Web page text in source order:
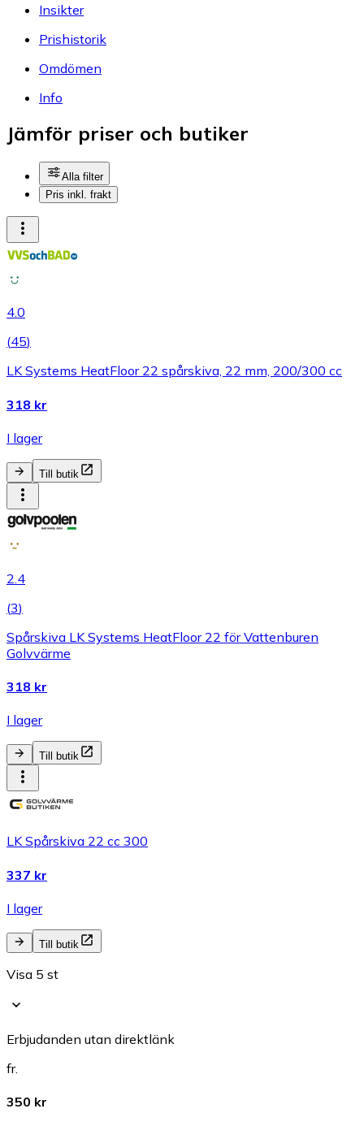
Insikter
Prishistorik
Omdömen
Info
Jämför priser och butiker
Alla filter
Pris inkl. frakt
4.0
(45)
LK Systems HeatFloor 22 spårskiva, 22 mm, 200/300 cc
318 kr
I lager
Till butik
2.4
(3)
Spårskiva LK Systems HeatFloor 22 för Vattenburen
Golvvärme
318 kr
I lager
Till butik
LK Spårskiva 22 cc 300
337 kr
I lager
Till butik
Visa 5 st
Erbjudanden utan direktlänk
fr.
350 kr